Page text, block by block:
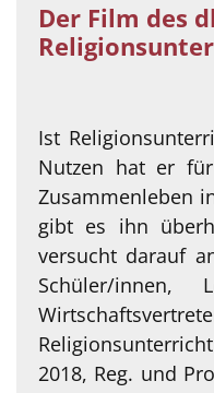
Der Film des
Ist
Nutzen hat er
Zusammenleben
gibt es ihn
versucht darauf
Schüler/innen,
2018, Reg. und